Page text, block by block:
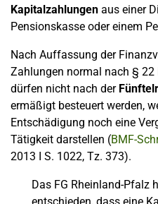
Kapitalzahlungen aus einer
Pensionskasse oder einem
Nach Auffassung der
Zahlungen normal nach § 22
dürfen nicht nach der
ermäßigt besteuert werden,
Entschädigung noch eine
Tätigkeit darstellen (BMF-
2013 I S. 1022, Tz. 373).
Das FG Rheinland-Pfalz